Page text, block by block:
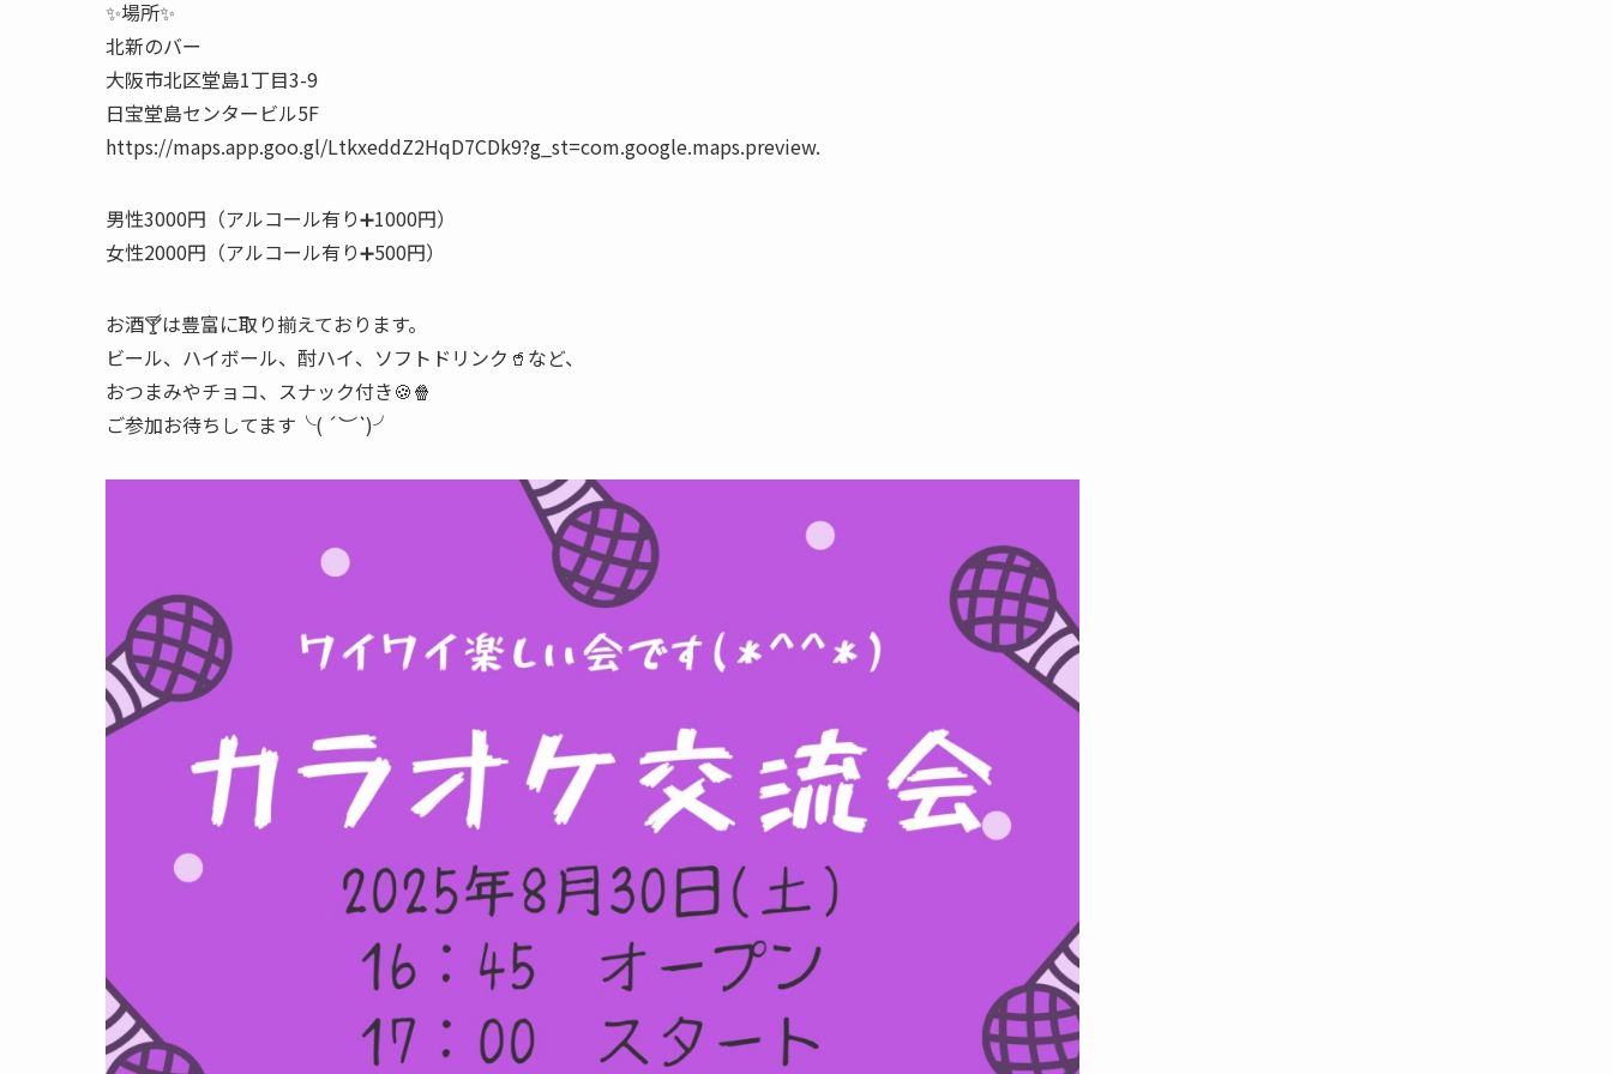
✨場所✨
北新のバー
大阪市北区堂島1丁目3-9
日宝堂島センタービル5F
https://maps.app.goo.gl/LtkxeddZ2HqD7CDk9?g_st=com.google.maps.preview.
男性3000円（アルコール有り➕1000円）
女性2000円（アルコール有り➕500円）
お酒🍸は豊富に取り揃えております。
ビール、ハイボール、酎ハイ、ソフトドリンク🥤など、
おつまみやチョコ、スナック付き🍪🍿
ご参加お待ちしてます╰( ´︶`)╯